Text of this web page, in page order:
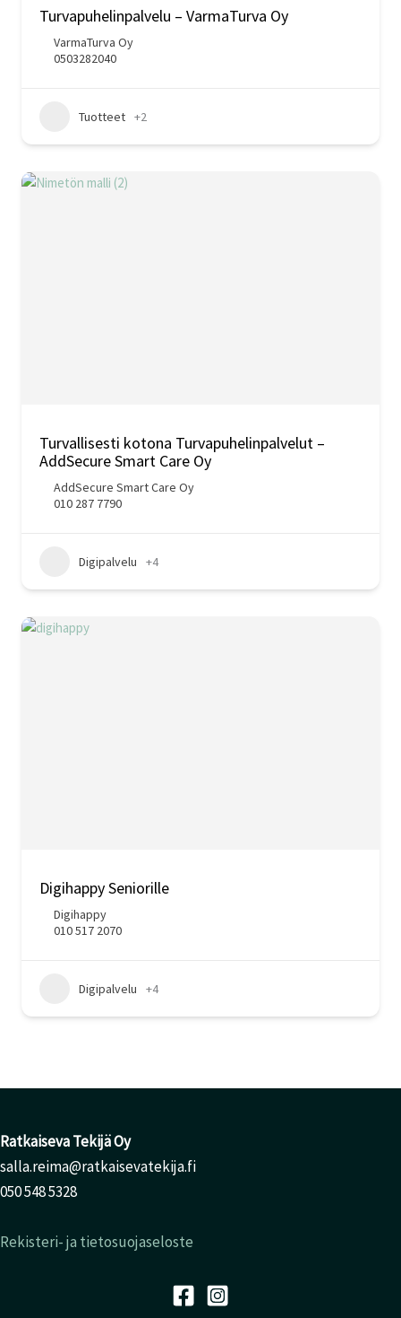
Turvapuhelinpalvelu – VarmaTurva Oy
VarmaTurva Oy
0503282040
Tuotteet +2
Turvallisesti kotona Turvapuhelinpalvelut –
AddSecure Smart Care Oy
AddSecure Smart Care Oy
010 287 7790
Digipalvelu +4
Digihappy Seniorille
Digihappy
010 517 2070
Digipalvelu +4
Ratkaiseva Tekijä Oy
salla.reima@ratkaisevatekija.fi
050 548 5328
Rekisteri- ja tietosuojaseloste